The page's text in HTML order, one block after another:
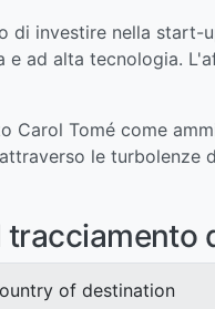
di investire nella
ad alta tecnologia.
Carol Tomé come
le
tracciamento
of destination